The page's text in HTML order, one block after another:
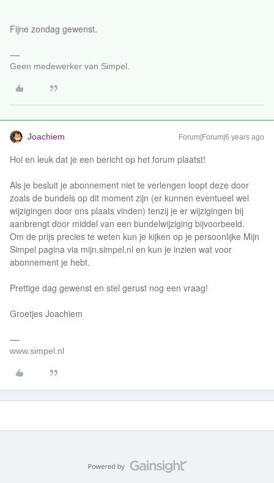
Fijne zondag gewenst.
Geen medewerker van Simpel.
Joachiem Forum|Forum|6 years ago
Hoi en leuk dat je een bericht op het forum plaatst!
Als je besluit je abonnement niet te verlengen loopt deze door
zoals de bundels op dit moment zijn (er kunnen eventueel wel
wijzigingen door ons plaats vinden) tenzij je er wijzigingen bij
aanbrengt door middel van een bundelwijziging bijvoorbeeld.
Om de prijs precies te weten kun je kijken op je persoonlijke Mijn
Simpel pagina via mijn.simpel.nl en kun je inzien wat voor
abonnement je hebt.
Prettige dag gewenst en stel gerust nog een vraag!
Groetjes Joachiem
www.simpel.nl